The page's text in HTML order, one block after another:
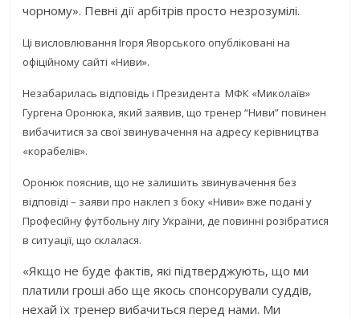
чорному». Певні дії арбітрів просто незрозумілі.
Ці висловлювання Ігоря Яворського опубліковані на
офіційному сайті «Ниви».
Незабарилась відповідь і Президента МФК «Миколаїв»
Гургена Оронюка, який заявив, що тренер “Ниви” повинен
вибачитися за свої звинувачення на адресу керівництва
«корабелів».
Оронюк пояснив, що не залишить звинувачення без
відповіді – заяви про наклеп з боку «Ниви» вже подані у
Професійну футбольну лігу України, де повинні розібратися
в ситуації, що склалася.
«Якщо не буде фактів, які підтверджують, що ми
платили гроші або ще якось спонсорували суддів,
нехай їх тренер вибачиться перед нами. Ми